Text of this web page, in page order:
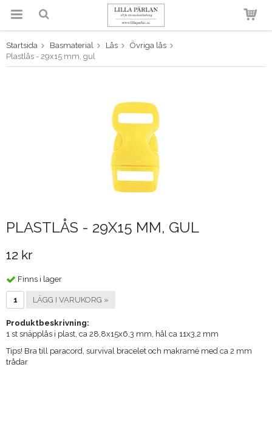
Produkten har blivit tillagd i
Startsida Basmaterial Lås
Övriga lås
Plastlås - 29x15 mm, gul
PLASTLÅS - 29X15 MM, GUL
12 kr
Finns i lager
LÄGG I VARUKORG »
Produktbeskrivning:
1 st snäpplås i plast, ca 28,8x15x6,3 mm, hål ca 11x3,2 mm
Tips! Bra till paracord, survival bracelet och makramé med ca 2 mm
trådar